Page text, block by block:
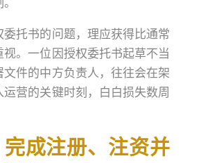
委托书的问题，理应获得比通常
。一位因授权委托书起草不当
文件的中方负责人，往往会在架
营的关键时刻，白白损失数周
成注册、注资并